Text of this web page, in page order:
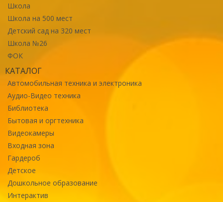
Школа
Школа на 500 мест
Детский сад на 320 мест
Школа №26
ФОК
КАТАЛОГ
Автомобильная техника и электроника
Аудио-Видео техника
Библиотека
Бытовая и оргтехника
Видеокамеры
Входная зона
Гардероб
Детское
Дошкольное образование
Интерактив